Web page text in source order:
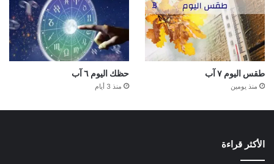
طقس اليوم ٧ آب
منذ يومين
حظك اليوم ٦ آب
منذ 3 أيام
الأكثر قراءة